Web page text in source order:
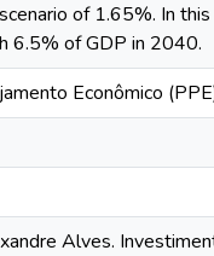
of 1.65%. In
6.5% of GDP in 2040.
Econômico
Alves.